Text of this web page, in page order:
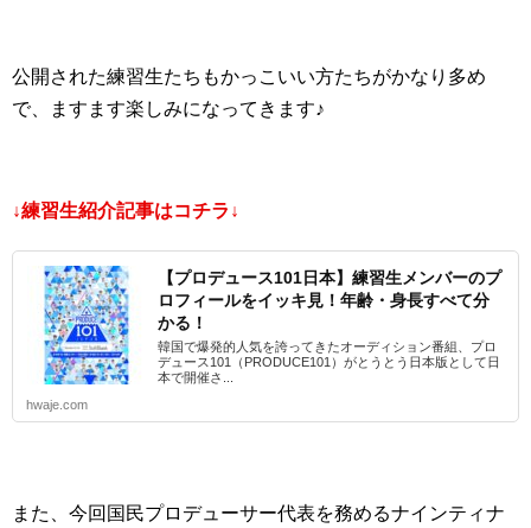
公開された練習生たちもかっこいい方たちがかなり多め
で、ますます楽しみになってきます♪
↓練習生紹介記事はコチラ↓
【プロデュース101日本】練習生メンバーのプ
ロフィールをイッキ見！年齢・身長すべて分
かる！
韓国で爆発的人気を誇ってきたオーディション番組、プロ
デュース101（PRODUCE101）がとうとう日本版として日
本で開催さ...
hwaje.com
また、今回国民プロデューサー代表を務めるナインティナ